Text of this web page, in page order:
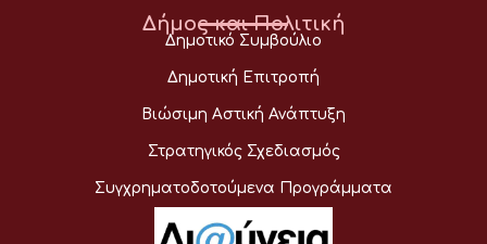
Δήμος και Πολιτική
Δημοτικό Συμβούλιο
Δημοτική Επιτροπή
Βιώσιμη Αστική Ανάπτυξη
Στρατηγικός Σχεδιασμός
Συγχρηματοδοτούμενα Προγράμματα